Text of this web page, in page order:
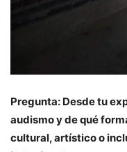
Pregunta: Desde tu
audismo y de qué
cultural, artístico o